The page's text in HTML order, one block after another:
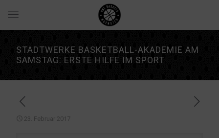
STADTWERKE BASKETBALL-AKADEMIE AM
SAMSTAG: ERSTE HILFE IM SPORT
23. Februar 2017